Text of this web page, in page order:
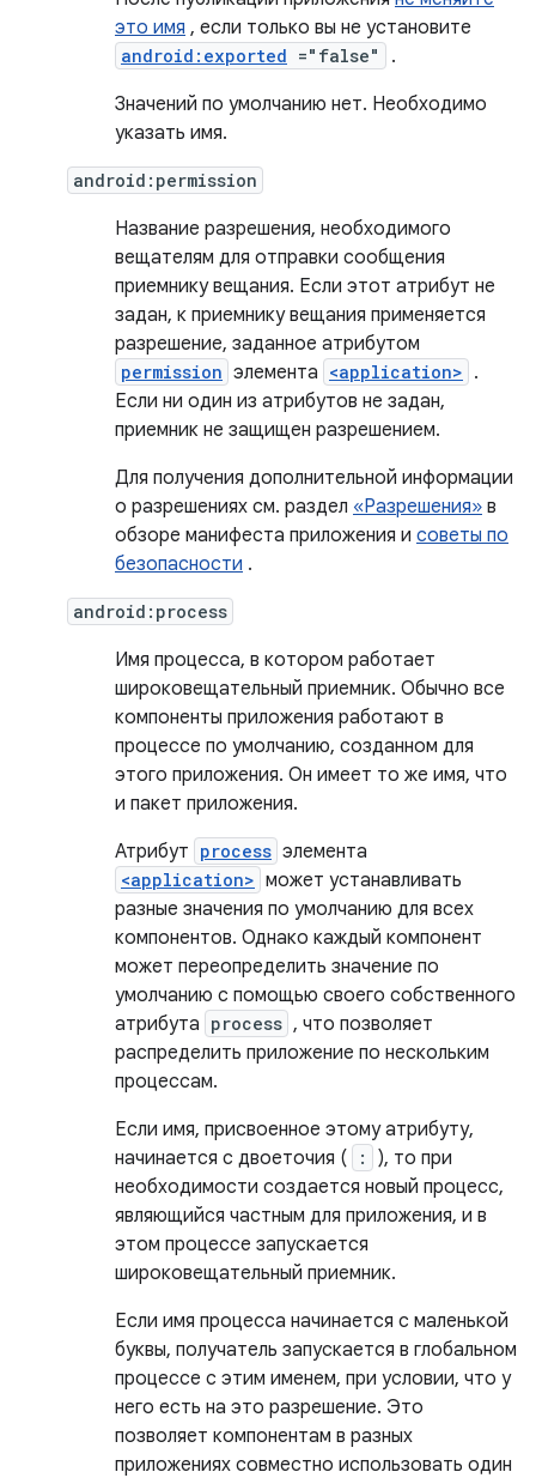
это имя , если только вы не установите
android:exported ="false"
.
Значений по умолчанию нет. Необходимо
указать имя.
android:permission
Название разрешения, необходимого
вещателям для отправки сообщения
приемнику вещания. Если этот атрибут не
задан, к приемнику вещания применяется
разрешение, заданное атрибутом
permission элемента <application> .
Если ни один из атрибутов не задан,
приемник не защищен разрешением.
Для получения дополнительной информации
о разрешениях см. раздел «Разрешения» в
обзоре манифеста приложения и советы по
безопасности .
android:process
Имя процесса, в котором работает
широковещательный приемник. Обычно все
компоненты приложения работают в
процессе по умолчанию, созданном для
этого приложения. Он имеет то же имя, что
и пакет приложения.
Атрибут process элемента
<application> может устанавливать
разные значения по умолчанию для всех
компонентов. Однако каждый компонент
может переопределить значение по
умолчанию с помощью своего собственного
атрибута process , что позволяет
распределить приложение по нескольким
процессам.
Если имя, присвоенное этому атрибуту,
начинается с двоеточия (
:
), то при
необходимости создается новый процесс,
являющийся частным для приложения, и в
этом процессе запускается
широковещательный приемник.
Если имя процесса начинается с маленькой
буквы, получатель запускается в глобальном
процессе с этим именем, при условии, что у
него есть на это разрешение. Это
позволяет компонентам в разных
приложениях совместно использовать один